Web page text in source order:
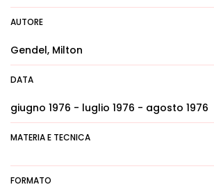
AUTORE
Gendel, Milton
DATA
giugno 1976 - luglio 1976 - agosto 1976
MATERIA E TECNICA
FORMATO